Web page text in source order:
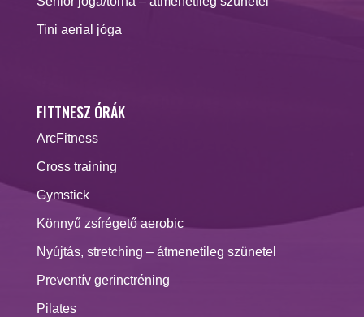
Tini aerial jóga
FITTNESZ ÓRÁK
ArcFitness
Cross training
Gymstick
Könnyű zsírégető aerobic
Nyújtás, stretching – átmenetileg szünetel
Preventív gerinctréning
Pilates